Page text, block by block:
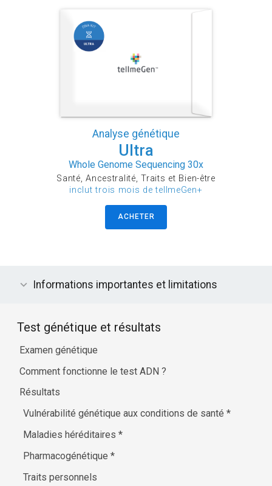
Analyse génétique
Ultra
Whole Genome Sequencing 30x
Santé, Ancestralité, Traits et Bien-être
inclut trois mois de tellmeGen+
ACHETER
Informations importantes et limitations
Test génétique et résultats
Examen génétique
Comment fonctionne le test ADN ?
Résultats
Vulnérabilité génétique aux conditions de santé*
Maladies héréditaires*
Pharmacogénétique*
Traits personnels